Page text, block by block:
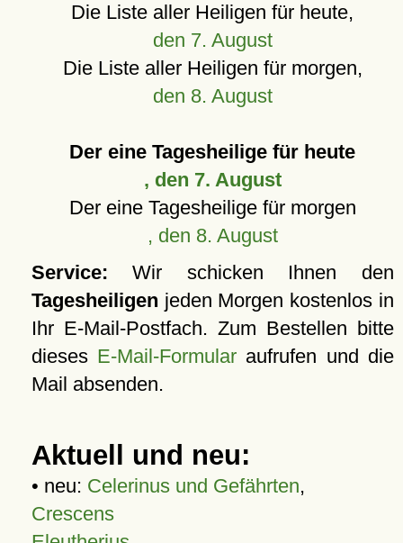
Die Liste aller Heiligen für heute,
den 7. August
Die Liste aller Heiligen für morgen,
den 8. August
Der eine Tagesheilige für heute
, den 7. August
Der eine Tagesheilige für morgen
, den 8. August
Service: Wir schicken Ihnen den
Tagesheiligen jeden Morgen kostenlos in
Ihr E-Mail-Postfach. Zum Bestellen bitte
dieses E-Mail-Formular aufrufen und die
Mail absenden.
Aktuell und neu:
• neu: Celerinus und Gefährten,
Crescens